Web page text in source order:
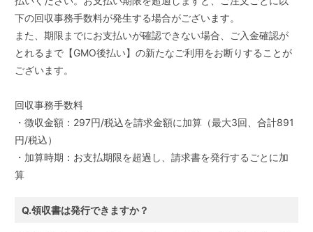
下の回収事務手数料が発生する場合がございます。
また、期限までにお支払いが確認できない場合、ご入金確認が
とれるまで【GMO後払い】の新たなご利用をお断りすることが
ございます。
回収事務手数料
・徴収金額：297円/税込を請求金額に加算（最大3回、合計891
円/税込）
・加算時期：お支払期限を超過し、請求書を発行するごとに加
算
Q.領収書は発行できますか？